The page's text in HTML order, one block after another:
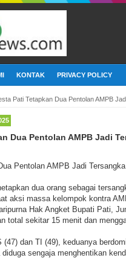
KONTAK PRIVACY POLICY
Pati Tetapkan Dua Pentolan AMPB
Dua Pentolan AMPB Jadi
Pentolan AMPB Jadi
dua orang sebagai
aksi massa kelompok kontra
Hak Angket Bupati Pati,
total sekitar 15 menit dan
dan TI (49), keduanya
sengaja menghentikan